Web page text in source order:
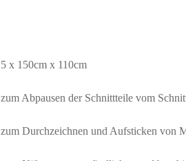
5 x 150cm x 110cm
zum Abpausen der Schnittteile vom
zum Durchzeichnen und Aufsticken von